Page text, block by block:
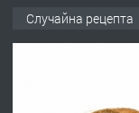
Случайна рецепта